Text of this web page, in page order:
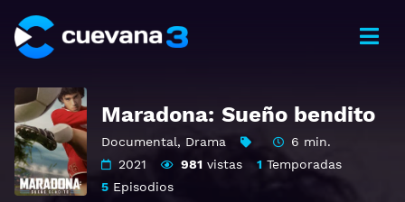
Maradona: Sueño bendito
Documental, Drama
6 min.
2021
981 vistas 1 Temporadas
5 Episodios